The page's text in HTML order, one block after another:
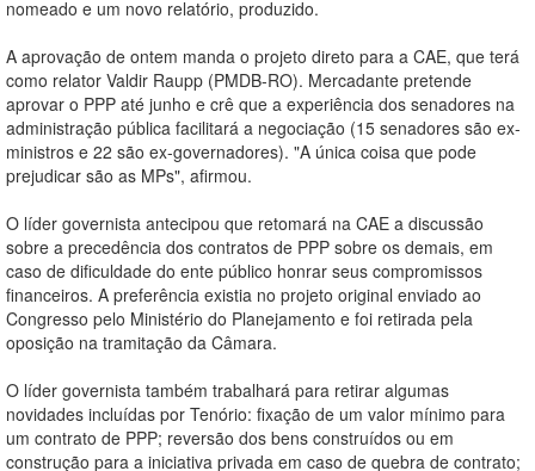
nomeado e um novo relatório, produzido.
A aprovação de ontem manda o projeto direto para a CAE, que terá
como relator Valdir Raupp (PMDB-RO). Mercadante pretende
aprovar o PPP até junho e crê que a experiência dos senadores na
administração pública facilitará a negociação (15 senadores são ex-
ministros e 22 são ex-governadores). "A única coisa que pode
prejudicar são as MPs", afirmou.
O líder governista antecipou que retomará na CAE a discussão
sobre a precedência dos contratos de PPP sobre os demais, em
caso de dificuldade do ente público honrar seus compromissos
financeiros. A preferência existia no projeto original enviado ao
Congresso pelo Ministério do Planejamento e foi retirada pela
oposição na tramitação da Câmara.
O líder governista também trabalhará para retirar algumas
novidades incluídas por Tenório: fixação de um valor mínimo para
um contrato de PPP; reversão dos bens construídos ou em
construção para a iniciativa privada em caso de quebra de contrato;